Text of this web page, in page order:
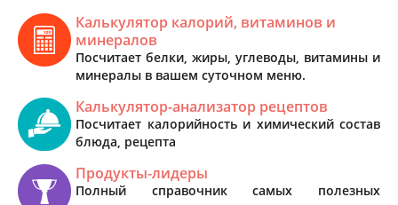
Калькулятор калорий, витаминов и
минералов
Посчитает белки, жиры, углеводы, витамины и
минералы в вашем суточном меню.
Калькулятор-анализатор рецептов
Посчитает калорийность и химический состав
блюда, рецепта
Продукты-лидеры
Полный справочник самых полезных